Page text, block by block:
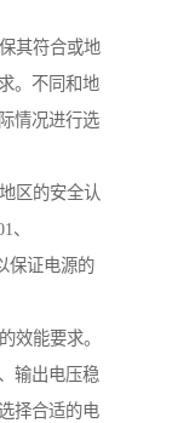
其符合或地
。不同和地
情况进行选
区的安全认
、
保证电源的
效能要求。
输出电压稳
择合适的电